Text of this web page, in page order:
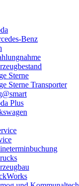
Benz
Sterne
Sterne Transporter
Plus